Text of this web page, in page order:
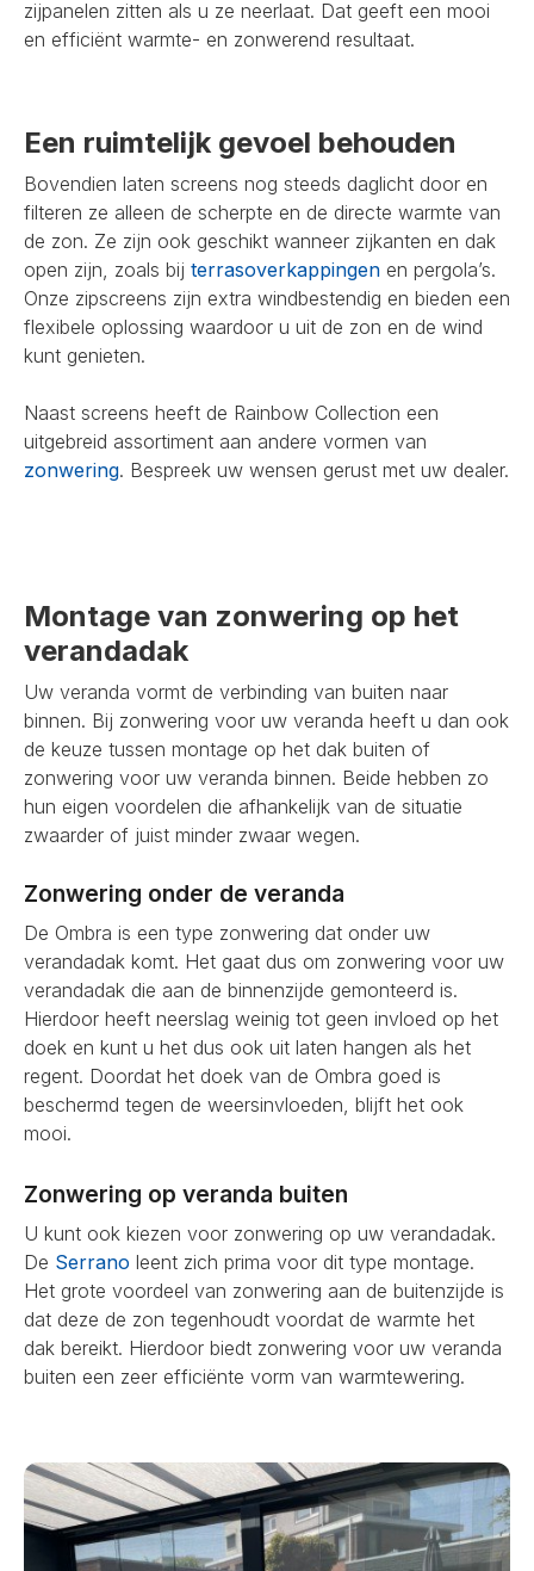
zijpanelen zitten als u ze neerlaat. Dat geeft een mooi
en efficiënt warmte- en zonwerend resultaat.
Een ruimtelijk gevoel behouden
Bovendien laten screens nog steeds daglicht door en
filteren ze alleen de scherpte en de directe warmte van
de zon. Ze zijn ook geschikt wanneer zijkanten en dak
open zijn, zoals bij terrasoverkappingen en pergola’s.
Onze zipscreens zijn extra windbestendig en bieden een
flexibele oplossing waardoor u uit de zon en de wind
kunt genieten.
Naast screens heeft de Rainbow Collection een
uitgebreid assortiment aan andere vormen van
zonwering. Bespreek uw wensen gerust met uw dealer.
Montage van zonwering op het
verandadak
Uw veranda vormt de verbinding van buiten naar
binnen. Bij zonwering voor uw veranda heeft u dan ook
de keuze tussen montage op het dak buiten of
zonwering voor uw veranda binnen. Beide hebben zo
hun eigen voordelen die afhankelijk van de situatie
zwaarder of juist minder zwaar wegen.
Zonwering onder de veranda
De Ombra is een type zonwering dat onder uw
verandadak komt. Het gaat dus om zonwering voor uw
verandadak die aan de binnenzijde gemonteerd is.
Hierdoor heeft neerslag weinig tot geen invloed op het
doek en kunt u het dus ook uit laten hangen als het
regent. Doordat het doek van de Ombra goed is
beschermd tegen de weersinvloeden, blijft het ook
mooi.
Zonwering op veranda buiten
U kunt ook kiezen voor zonwering op uw verandadak.
De Serrano leent zich prima voor dit type montage.
Het grote voordeel van zonwering aan de buitenzijde is
dat deze de zon tegenhoudt voordat de warmte het
dak bereikt. Hierdoor biedt zonwering voor uw veranda
buiten een zeer efficiënte vorm van warmtewering.